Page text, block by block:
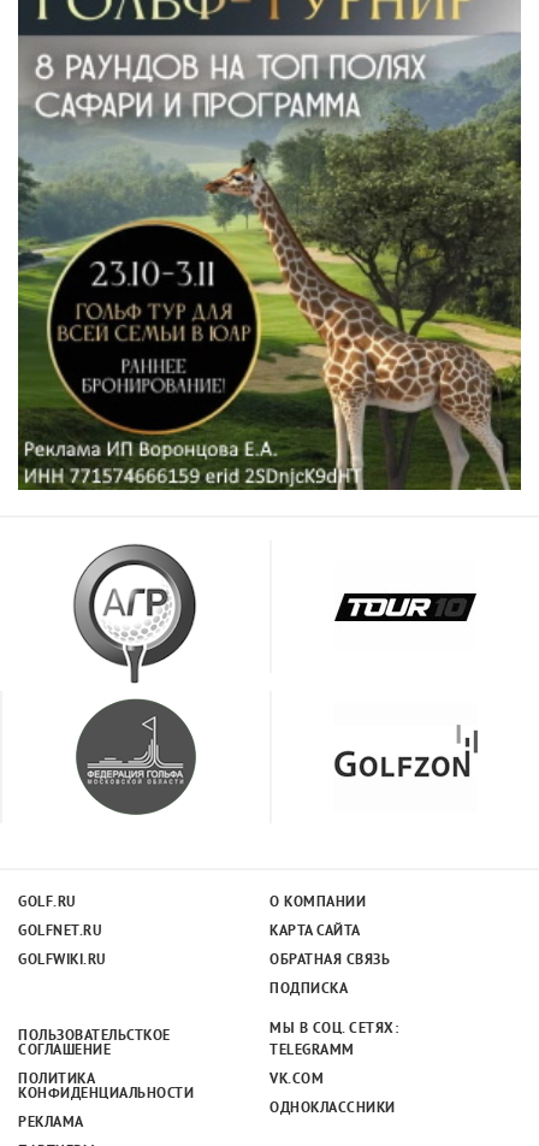
GOLF.RU
GOLFNET.RU
GOLFWIKI.RU
О КОМПАНИИ
КАРТА САЙТА
ОБРАТНАЯ СВЯЗЬ
ПОДПИСКА
ПОЛЬЗОВАТЕЛЬСТКОЕ
СОГЛАШЕНИЕ
ПОЛИТИКА
КОНФИДЕНЦИАЛЬНОСТИ
РЕКЛАМА
МЫ В СОЦ. СЕТЯХ:
TELEGRAMM
VK.COM
ОДНОКЛАССНИКИ